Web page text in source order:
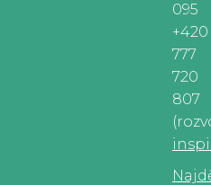
095
+420
777
720
807